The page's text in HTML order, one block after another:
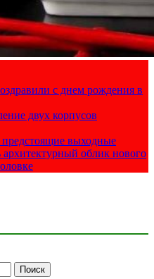
с днем рождения в
двух корпусов
выходные
облик нового